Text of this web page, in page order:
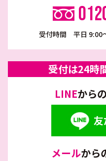
受付時間 平日 9:00
受付は24時
LINEから
メールから